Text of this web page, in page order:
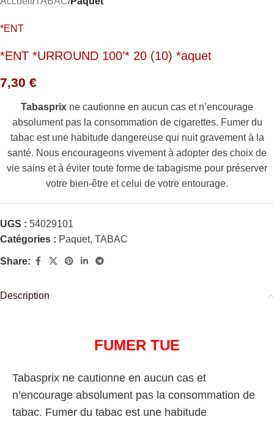
*ENT
*ENT *URROUND 100’* 20 (10) *aquet
7,30 €
Tabasprix ne cautionne en aucun cas et n’encourage
absolument pas la consommation de cigarettes. Fumer du
tabac est une habitude dangereuse qui nuit gravement à la
santé. Nous encourageons vivement à adopter des choix de
vie sains et à éviter toute forme de tabagisme pour préserver
votre bien-être et celui de votre entourage.
UGS : 54029101
Catégories : Paquet, TABAC
Share:
Description
FUMER TUE
Tabasprix ne cautionne en aucun cas et
n’encourage absolument pas la consommation de
tabac. Fumer du tabac est une habitude